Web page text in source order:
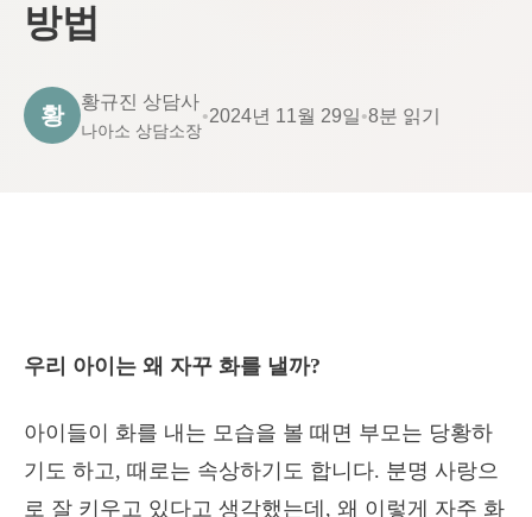
방법
황
황규진 상담사
나아소 상담소장
•2024년 11월 29일•8분 읽기
우리 아이는 왜 자꾸 화를 낼까?
아이들이 화를 내는 모습을 볼 때면 부모는 당황하
기도 하고, 때로는 속상하기도 합니다. 분명 사랑으
로 잘 키우고 있다고 생각했는데, 왜 이렇게 자주 화